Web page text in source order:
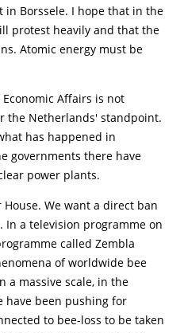
in Borssele. I hope that in the
protest heavily and that the
Atomic energy must be
Affairs is not
the Netherlands' standpoint.
has happened in
governments there have
power plants.
We want a direct ban
a television programme on
called Zembla
of worldwide bee
a massive scale, in the
have been pushing for
to bee-loss to be taken